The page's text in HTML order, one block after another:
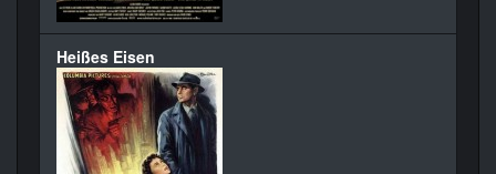
Heißes Eisen